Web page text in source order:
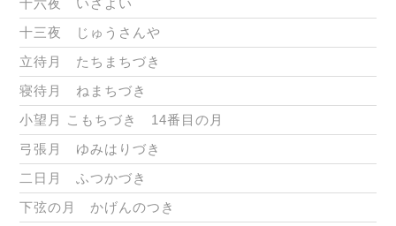
十六夜 いざよい
十三夜 じゅうさんや
立待月 たちまちづき
寝待月 ねまちづき
小望月 こもちづき 14番目の月
弓張月 ゆみはりづき
二日月 ふつかづき
下弦の月 かげんのつき